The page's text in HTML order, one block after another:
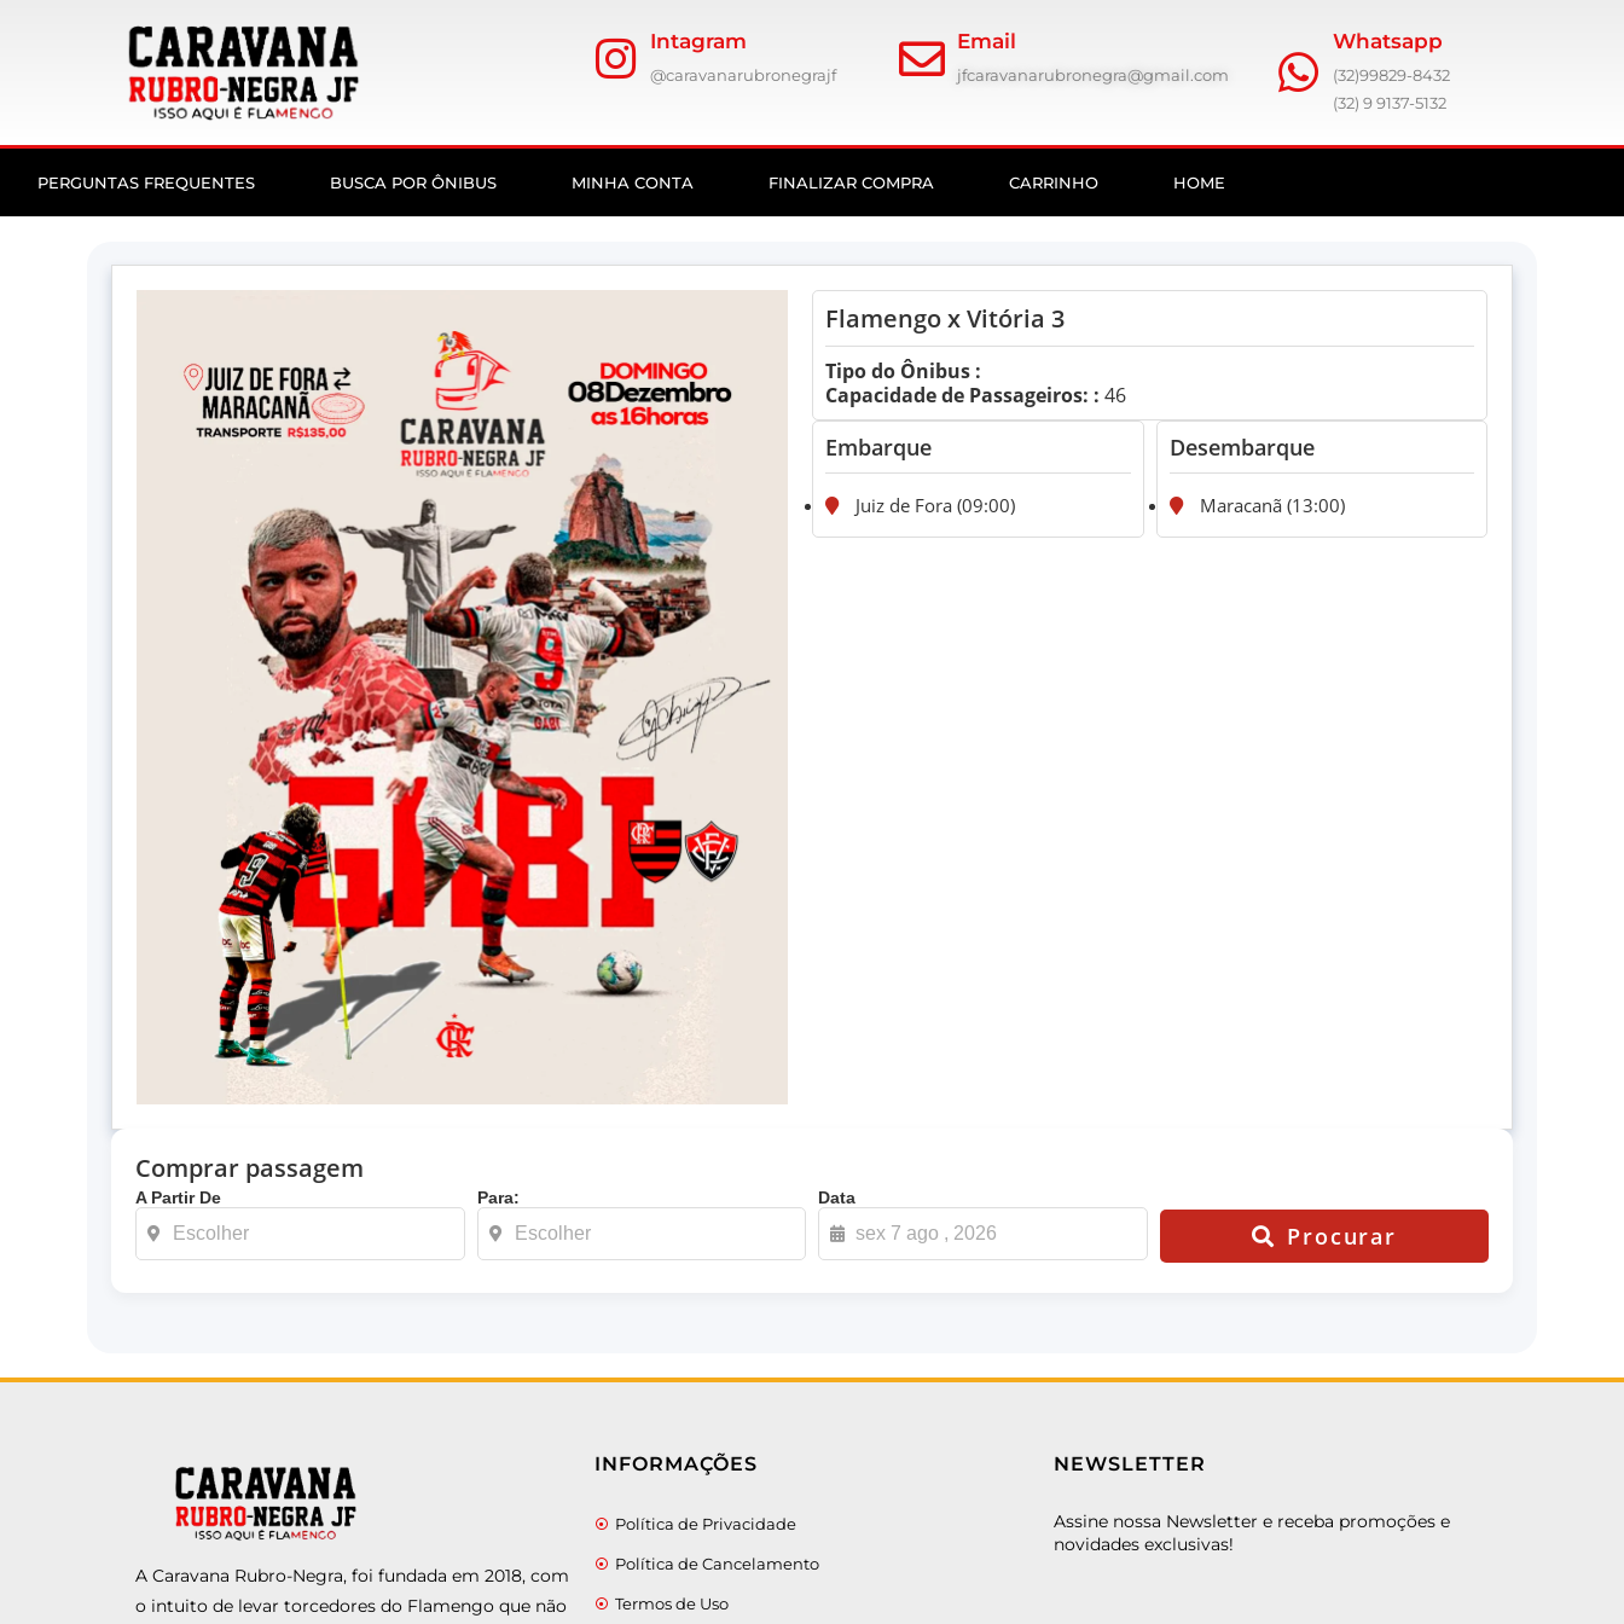
Intagram
@caravanarubronegrajf
Email
jfcaravanarubronegra@gmail.com
Whatsapp
(32)99829-8432
(32) 9 9137-5132
PERGUNTAS FREQUENTES BUSCA POR ÔNIBUS MINHA CONTA FINALIZAR COMPRA CARRINHO HOME
Flamengo x Vitória 3
Tipo do Ônibus :
Capacidade de Passageiros: : 46
Embarque
Juiz de Fora (09:00)
Desembarque
Maracanã (13:00)
Comprar passagem
A Partir De Para: Data
Procurar
A Caravana Rubro-Negra, foi fundada em 2018, com
o intuito de levar torcedores do Flamengo que não
INFORMAÇÕES
Política de Privacidade
Política de Cancelamento
Termos de Uso
NEWSLETTER
Assine nossa Newsletter e receba promoções e
novidades exclusivas!